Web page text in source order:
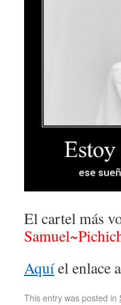
El cartel más
Aquíel enlace
This entry was posted in